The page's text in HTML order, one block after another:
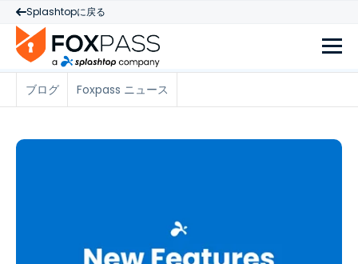
Splashtopに戻る
ブログ Foxpass ニュース